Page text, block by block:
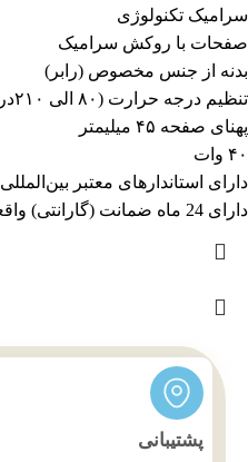
سرامیک تکنولوژی
صفحات با روکش سرامیک
بدنه از جنس مخصوص (رابر)
تنظیم درجه حرارت (۸۰ الی ۲۱۰درجه)
پهنای صفحه ۴۵ میلیمتر
۴۰ وات
دارای استاندارهای معتبر بین‌المللی
دارای 24 ماه ضمانت (گارانتی) واقعی
پشتیبانی